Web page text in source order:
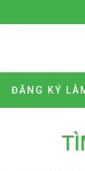
ĐĂNG KÝ